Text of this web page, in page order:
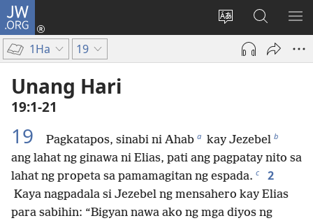
JW.ORG
Baguhin
ang
wika
Mag-
log
sa
JW.ORG
1Ha 19
Unang Hari
19:1-21
19 Pagkatapos, sinabi ni Ahab a kay Jezebel b
ang lahat ng ginawa ni Elias, pati ang pagpatay nito sa
lahat ng propeta sa pamamagitan ng espada. c 2
Kaya nagpadala si Jezebel ng mensahero kay Elias
para sabihin: “Bigyan nawa ako ng mga diyos ng